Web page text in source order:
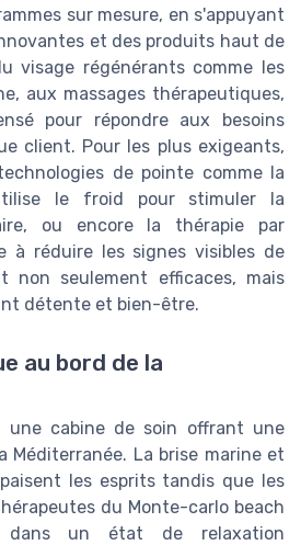
sur mesure, en s'appuyant
et des produits haut de
visage régénérants comme les
aux massages thérapeutiques,
pour répondre aux besoins
client. Pour les plus exigeants,
de pointe comme la
le froid pour stimuler la
ou encore la thérapie par
à réduire les signes visibles de
non seulement efficaces, mais
détente et bien-être.
au bord de la
une cabine de soin offrant une
Méditerranée. La brise marine et
les esprits tandis que les
du Monte-carlo beach
dans un état de relaxation